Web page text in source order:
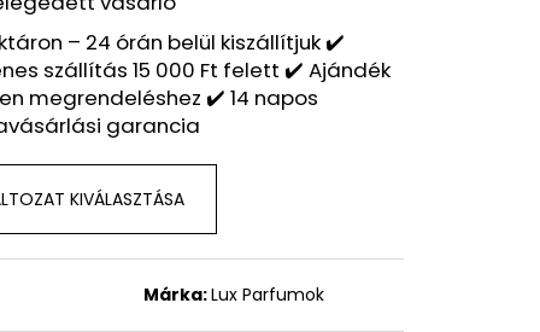
– 24 órán belül kiszállítjuk ✔️
szállítás 15 000 Ft felett ✔️ Ajándék
megrendeléshez ✔️ 14 napos
garancia
KIVÁLASZTÁSA
Márka:Lux Parfumok
– BOSS NUIT POUR